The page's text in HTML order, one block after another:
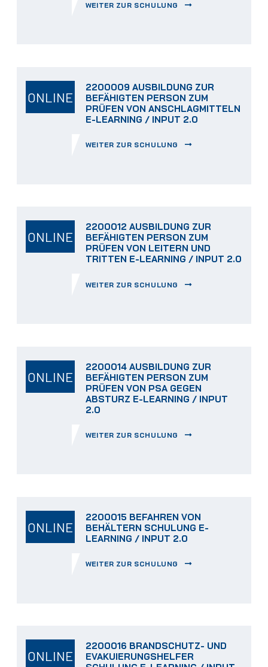
WEITER ZUR SCHULUNG
ONLINE
2200009 AUSBILDUNG ZUR
BEFÄHIGTEN PERSON ZUM
PRÜFEN VON ANSCHLAGMITTELN
E-LEARNING / INPUT 2.0
WEITER ZUR SCHULUNG
ONLINE
2200012 AUSBILDUNG ZUR
BEFÄHIGTEN PERSON ZUM
PRÜFEN VON LEITERN UND
TRITTEN E-LEARNING / INPUT 2.0
WEITER ZUR SCHULUNG
ONLINE
2200014 AUSBILDUNG ZUR
BEFÄHIGTEN PERSON ZUM
PRÜFEN VON PSA GEGEN
ABSTURZ E-LEARNING / INPUT
2.0
WEITER ZUR SCHULUNG
ONLINE
2200015 BEFAHREN VON
BEHÄLTERN SCHULUNG E-
LEARNING / INPUT 2.0
WEITER ZUR SCHULUNG
ONLINE
2200016 BRANDSCHUTZ- UND
EVAKUIERUNGSHELFER